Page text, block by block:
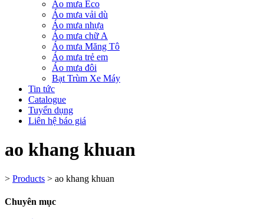
Áo mưa Eco
Áo mưa vải dù
Áo mưa nhựa
Áo mưa chữ A
Áo mưa Măng Tô
Áo mưa trẻ em
Áo mưa đôi
Bạt Trùm Xe Máy
Tin tức
Catalogue
Tuyển dụng
Liên hệ báo giá
ao khang khuan
> Products > ao khang khuan
Chuyên mục